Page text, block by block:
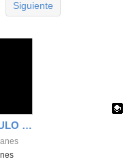
Siguiente
CONCURSOS DE CÁLCULO MENTAL Y ORTOGRAFÍA